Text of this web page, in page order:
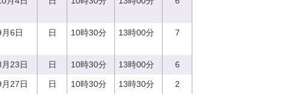
6日 日 10時30分 13時00分 7
23日 日 10時30分 13時00分 6
27日 日 10時30分 13時30分 2